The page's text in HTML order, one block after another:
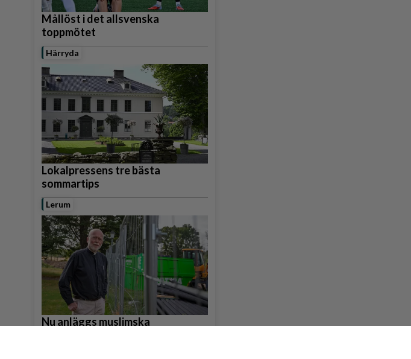
Mållöst i det allsvenska
toppmötet
Härryda
Lokalpressens tre bästa
sommartips
Lerum
Nu anläggs muslimska